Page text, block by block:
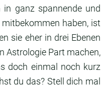
in ganz spannende und
mitbekommen haben, ist
sie eher in drei Ebenen
Astrologie Part machen,
doch einmal noch kurz
du das? Stell dich mal